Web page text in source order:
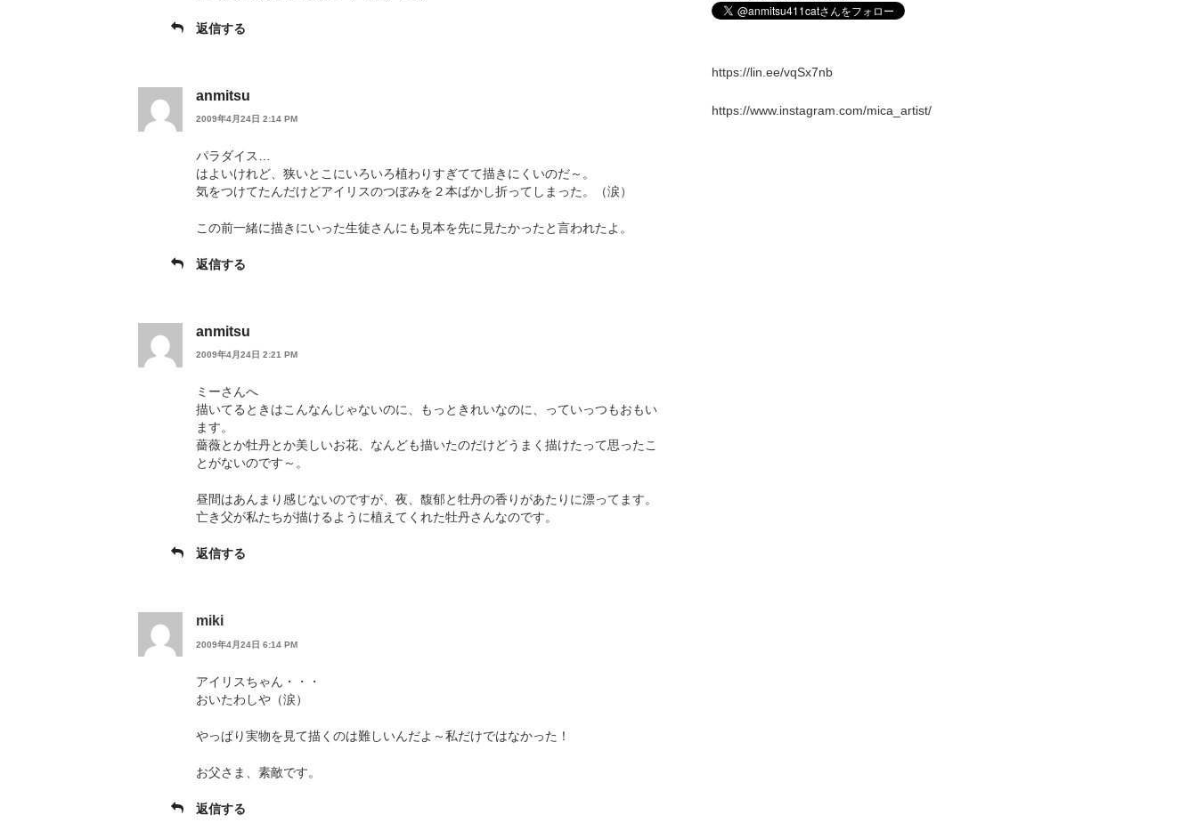
返信する
anmitsu
2009年4月24日 2:14 PM
パラダイス…
はよいけれど、狭いとこにいろいろ植わりすぎてて描きにくいのだ～。
気をつけてたんだけどアイリスのつぼみを２本ばかし折ってしまった。（涙）
この前一緒に描きにいった生徒さんにも見本を先に見たかったと言われたよ。
返信する
anmitsu
2009年4月24日 2:21 PM
ミーさんへ
描いてるときはこんなんじゃないのに、もっときれいなのに、っていっつもおもい
ます。
薔薇とか牡丹とか美しいお花、なんども描いたのだけどうまく描けたって思ったこ
とがないのです～。
昼間はあんまり感じないのですが、夜、馥郁と牡丹の香りがあたりに漂ってます。
亡き父が私たちが描けるように植えてくれた牡丹さんなのです。
返信する
miki
2009年4月24日 6:14 PM
アイリスちゃん・・・
おいたわしや（涙）
やっぱり実物を見て描くのは難しいんだよ～私だけではなかった！
お父さま、素敵です。
返信する
https://lin.ee/vqSx7nb
https://www.instagram.com/mica_artist/